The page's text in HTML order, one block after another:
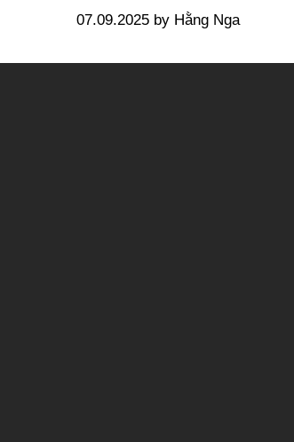
07.09.2025 by Hằng Nga